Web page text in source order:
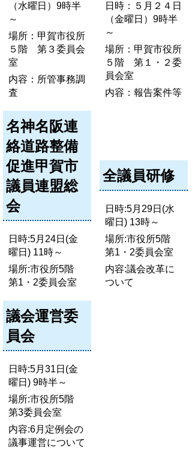
（水曜日）9時半
～
場所：甲賀市役所
５階 第３委員会
室
内容：所管事務調
査
日時：５月２４日
（金曜日）9時半
～
場所：甲賀市役所
５階 第１・２委
員会室
内容：報告案件等
名神名阪連
絡道路整備
促進甲賀市
議員連盟総
会
日時:5月24日(金
曜日) 11時～
場所:市役所5階
第1・2委員会室
全議員研修
日時:5月29日(水
曜日) 13時～
場所:市役所5階
第1・2委員会室
内容:議会改革に
ついて
議会運営委
員会
日時:5月31日(金
曜日) 9時半～
場所:市役所5階
第3委員会室
内容:6月定例会の
議事運営について